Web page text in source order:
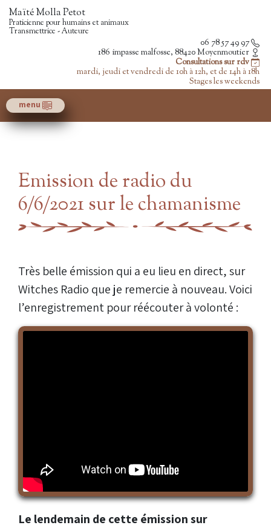
Maïté Molla Petot
Praticienne pour humains et animaux
Transmettrice - Auteure
06 78 57 49 97
186 impasse malfosse, 88420 Moyenmoutier
Consultations sur rdv
mardi, jeudi et vendredi de 10h à 12h, et de 14h à 18h
Stages les weekends
menu
Emission de radio du
6/6/2021 sur le chamanisme
Très belle émission qui a eu lieu en direct, sur
Witches Radio que je remercie à nouveau. Voici
l’enregistrement pour réécouter à volonté :
Le lendemain de cette émission sur